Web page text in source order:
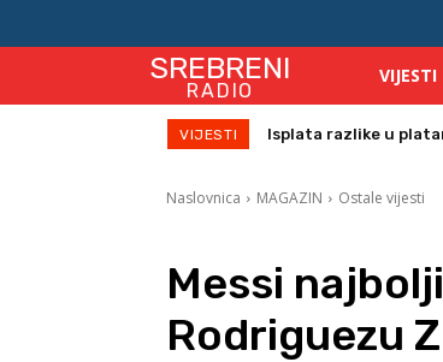
SREBRENI
RADIO
VIJESTI
VIJESTI Birači će se
Naslovnica MAGAZIN Ostale vijesti
Messi
Rodriguezu